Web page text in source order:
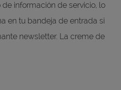
información de servicio, lo
en tu bandeja de entrada si
newsletter. La creme de